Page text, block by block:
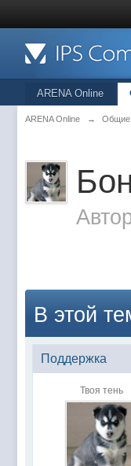
ARENA Online
ARENA Online →
В этой
Поддержка
Твоя тень